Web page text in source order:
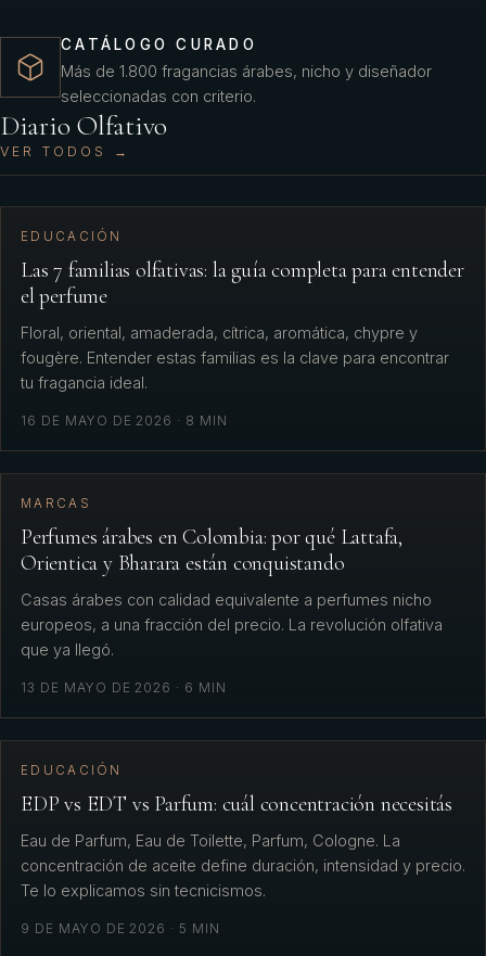
CATÁLOGO CURADO
Más de 1.800 fragancias árabes, nicho y diseñador
seleccionadas con criterio.
Diario Olfativo
VER TODOS →
EDUCACIÓN
Las 7 familias olfativas: la guía completa para entender
el perfume
Floral, oriental, amaderada, cítrica, aromática, chypre y
fougère. Entender estas familias es la clave para encontrar
tu fragancia ideal.
16 DE MAYO DE 2026 · 8 MIN
MARCAS
Perfumes árabes en Colombia: por qué Lattafa,
Orientica y Bharara están conquistando
Casas árabes con calidad equivalente a perfumes nicho
europeos, a una fracción del precio. La revolución olfativa
que ya llegó.
13 DE MAYO DE 2026 · 6 MIN
EDUCACIÓN
EDP vs EDT vs Parfum: cuál concentración necesitás
Eau de Parfum, Eau de Toilette, Parfum, Cologne. La
concentración de aceite define duración, intensidad y precio.
Te lo explicamos sin tecnicismos.
9 DE MAYO DE 2026 · 5 MIN